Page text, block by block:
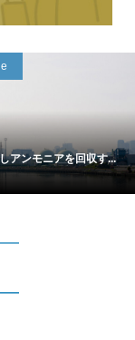
アンモニアを回収す...